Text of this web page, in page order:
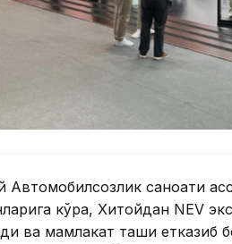
Автомобилсозлик саноати
кўра, Хитойдан NEV
ва мамлакат ташқи етказиб